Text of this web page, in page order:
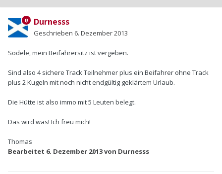
Durnesss
Geschrieben 6. Dezember 2013
Sodele, mein Beifahrersitz ist vergeben.
Sind also 4 sichere Track Teilnehmer plus ein Beifahrer ohne Track
plus 2 Kugeln mit noch nicht endgültig geklärtem Urlaub.
Die Hütte ist also immo mit 5 Leuten belegt.
Das wird was! Ich freu mich!
Thomas
Bearbeitet 6. Dezember 2013von Durnesss